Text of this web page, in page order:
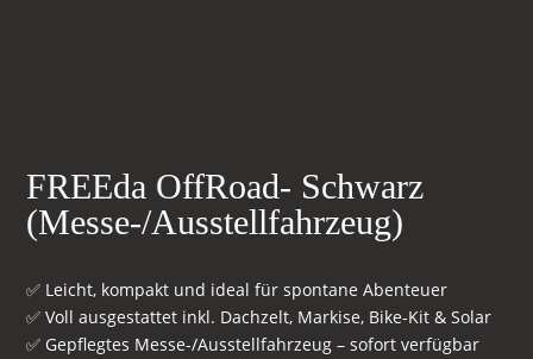
FREEda OffRoad- Schwarz
(Messe-/Ausstellfahrzeug)
✅ Leicht, kompakt und ideal für spontane Abenteuer
✅ Voll ausgestattet inkl. Dachzelt, Markise, Bike‑Kit & Solar
✅ Gepflegtes Messe-/Ausstellfahrzeug – sofort verfügbar